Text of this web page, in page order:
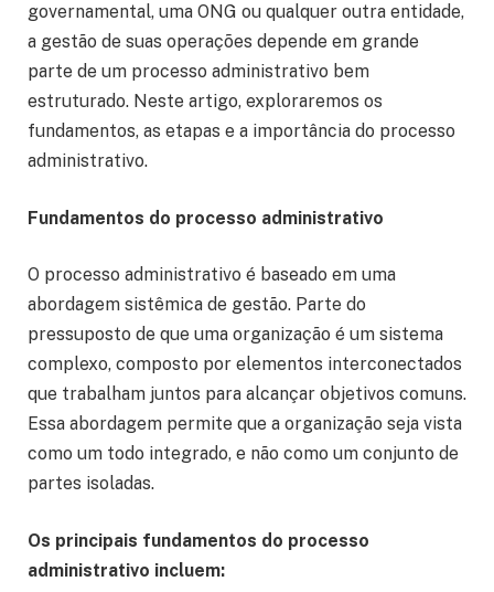
governamental, uma ONG ou qualquer outra entidade,
a gestão de suas operações depende em grande
parte de um processo administrativo bem
estruturado. Neste artigo, exploraremos os
fundamentos, as etapas e a importância do processo
administrativo.
Fundamentos do processo administrativo
O processo administrativo é baseado em uma
abordagem sistêmica de gestão. Parte do
pressuposto de que uma organização é um sistema
complexo, composto por elementos interconectados
que trabalham juntos para alcançar objetivos comuns.
Essa abordagem permite que a organização seja vista
como um todo integrado, e não como um conjunto de
partes isoladas.
Os principais fundamentos do processo
administrativo incluem: